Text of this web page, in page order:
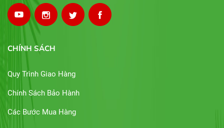
CHÍNH SÁCH
Quy Trình Giao Hàng
Chính Sách Bảo Hành
Các Bước Mua Hàng